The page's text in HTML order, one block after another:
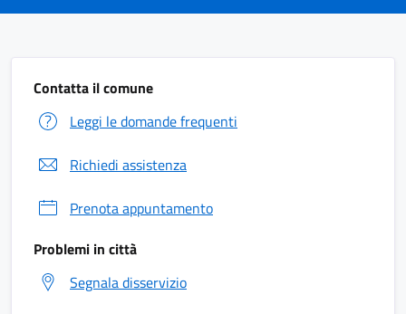
Contatta il comune
Leggi le domande frequenti
Richiedi assistenza
Prenota appuntamento
Problemi in città
Segnala disservizio